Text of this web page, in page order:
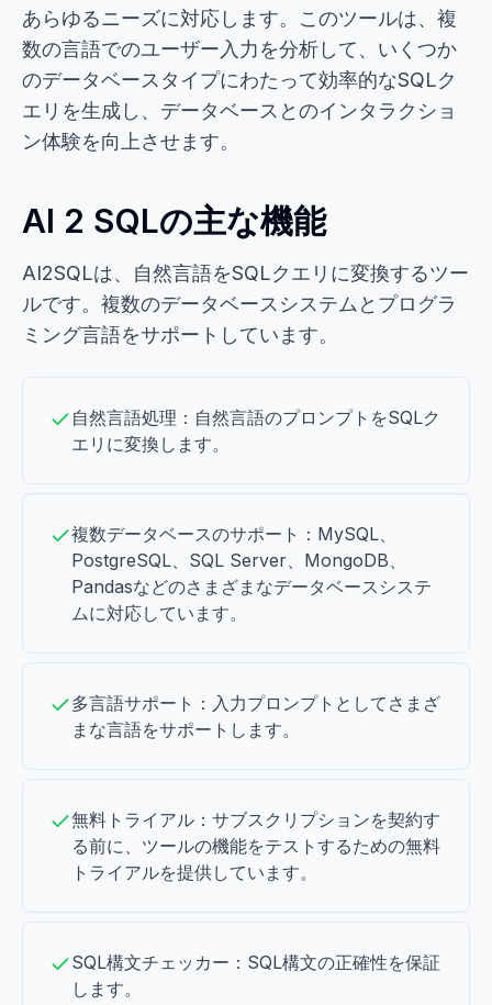
あらゆるニーズに対応します。このツールは、複
数の言語でのユーザー入力を分析して、いくつか
のデータベースタイプにわたって効率的なSQLク
エリを生成し、データベースとのインタラクショ
ン体験を向上させます。
AI 2 SQLの主な機能
AI2SQLは、自然言語をSQLクエリに変換するツー
ルです。複数のデータベースシステムとプログラ
ミング言語をサポートしています。
自然言語処理：自然言語のプロンプトをSQLク
エリに変換します。
複数データベースのサポート：MySQL、
PostgreSQL、SQL Server、MongoDB、
Pandasなどのさまざまなデータベースシステ
ムに対応しています。
多言語サポート：入力プロンプトとしてさまざ
まな言語をサポートします。
無料トライアル：サブスクリプションを契約す
る前に、ツールの機能をテストするための無料
トライアルを提供しています。
SQL構文チェッカー：SQL構文の正確性を保証
します。